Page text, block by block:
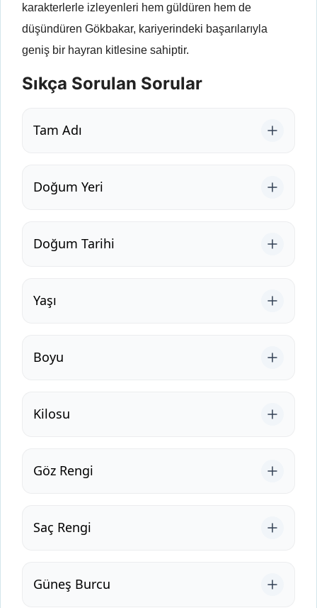
karakterlerle izleyenleri hem güldüren hem de
düşündüren Gökbakar, kariyerindeki başarılarıyla
geniş bir hayran kitlesine sahiptir.
Sıkça Sorulan Sorular
Tam Adı
Doğum Yeri
Doğum Tarihi
Yaşı
Boyu
Kilosu
Göz Rengi
Saç Rengi
Güneş Burcu